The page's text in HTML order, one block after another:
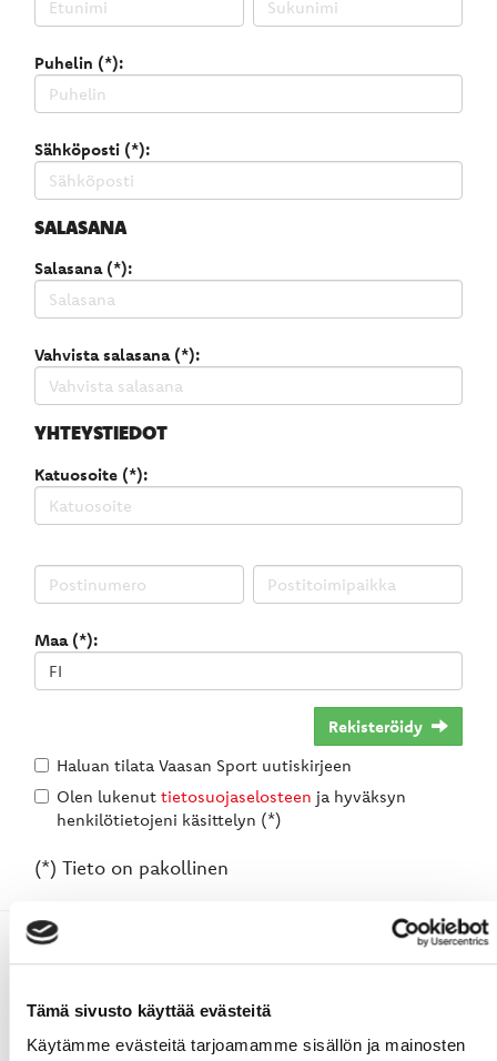
Tämä sivusto käyttää evästeitä
Käytämme evästeitä tarjoamamme sisällön ja mainosten
Puhelin (*):
Sähköposti (*):
SALASANA
Salasana (*):
Vahvista salasana (*):
YHTEYSTIEDOT
Katuosoite (*):
Maa (*):
Rekisteröidy
Haluan tilata Vaasan Sport uutiskirjeen
Olen lukenut tietosuojaselosteen ja hyväksyn
henkilötietojeni käsittelyn (*)
(*) Tieto on pakollinen